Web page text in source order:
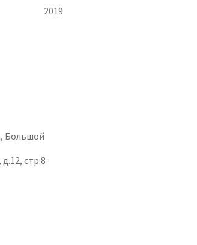
2019
Большой
стр.8